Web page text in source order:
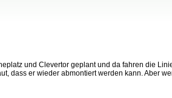
und Clevertor geplant und da fahren die
dass er wieder abmontiert werden kann. Aber